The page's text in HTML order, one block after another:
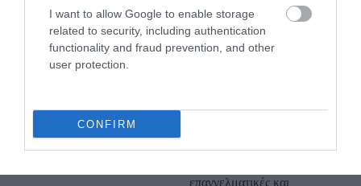
I want to allow Google to enable storage
related to security, including authentication
functionality and fraud prevention, and other
user protection.
CONFIRM
Full-Service Διοργάνωση
εκδηλώσεωνστην Κρήτη
Επειδή οι Κρητικοί ξέρουν
πλήρη διοργάνωση
επαγγελματικές και